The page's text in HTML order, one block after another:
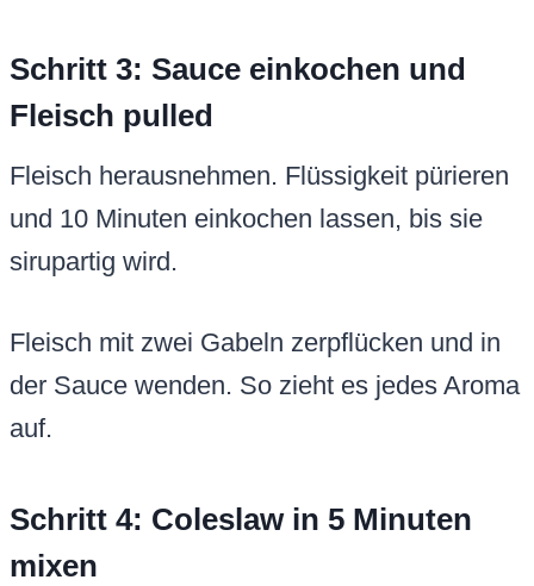
Schritt 3: Sauce einkochen und
Fleisch pulled
Fleisch herausnehmen. Flüssigkeit pürieren
und 10 Minuten einkochen lassen, bis sie
sirupartig wird.
Fleisch mit zwei Gabeln zerpflücken und in
der Sauce wenden. So zieht es jedes Aroma
auf.
Schritt 4: Coleslaw in 5 Minuten
mixen